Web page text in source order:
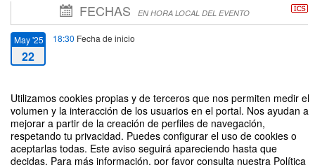
Utilizamos cookies propias y de terceros que nos permiten medir el
volumen y la interacción de los usuarios en el portal. Nos ayudan a
mejorar a partir de la creación de perfiles de navegación,
respetando tu privacidad. Puedes configurar el uso de cookies o
aceptarlas todas. Este aviso seguirá apareciendo hasta que
decidas. Para más información, por favor consulta nuestra Política
FECHAS EN HORA LOCAL DEL EVENTO
May '25
22
18:30 Fecha de inicio
22